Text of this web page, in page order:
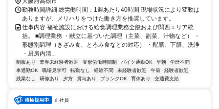
勤務時間詳細 総労働時間：1週あたり40時間 現場状況により変動は
ありますが、メリハリをつけた働き方を推奨しています。
仕事内容 福祉施設における給食調理業務全般および関西エリア統
括。 ■調理業務 ・献立に基づいた調理（主菜、副菜、汁物など） ・
形態別調理（きざみ食、とろみ食などの対応） ・配膳、下膳、洗浄
・厨房内清...
制服あり 業界未経験者歓迎 変形労働時間制 バイク通勤OK 早朝
学歴不問
車通勤OK
職場見学可 転勤なし 経験不問 未経験者歓迎 午前
経験者歓迎
残業なし
研修あり 夕方 賞与あり ブランクOK 育休あり 交通費支給
正社員